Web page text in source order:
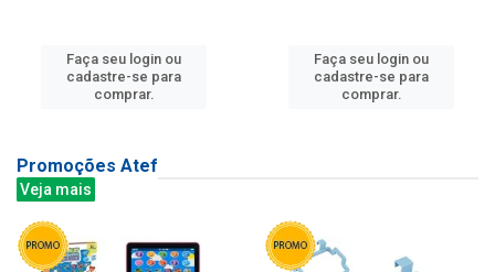
Faça seu login ou
cadastre-se para
comprar.
Faça seu login ou
cadastre-se para
comprar.
Promoções Atef
Veja mais